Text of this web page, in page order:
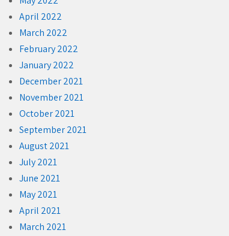
April 2022
March 2022
February 2022
January 2022
December 2021
November 2021
October 2021
September 2021
August 2021
July 2021
June 2021
May 2021
April 2021
March 2021